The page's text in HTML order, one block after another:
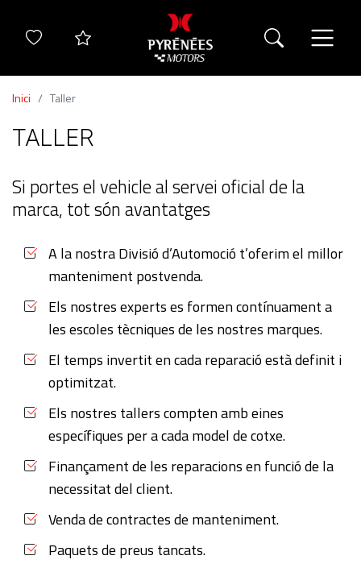
Inici Taller
TALLER
Si portes el vehicle al servei oficial de la
marca, tot són avantatges
A la nostra Divisió d’Automoció t’oferim el millor
manteniment postvenda.
Els nostres experts es formen contínuament a
les escoles tècniques de les nostres marques.
El temps invertit en cada reparació està definit i
optimitzat.
Els nostres tallers compten amb eines
específiques per a cada model de cotxe.
Finançament de les reparacions en funció de la
necessitat del client.
Venda de contractes de manteniment.
Paquets de preus tancats.